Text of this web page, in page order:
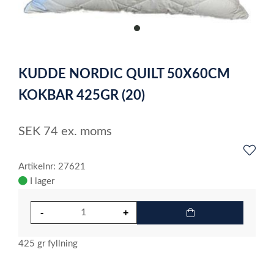
item
of
1
KUDDE NORDIC QUILT 50X60CM
KOKBAR 425GR (20)
SEK 74 ex. moms
Artikelnr: 27621
I lager
425 gr fyllning